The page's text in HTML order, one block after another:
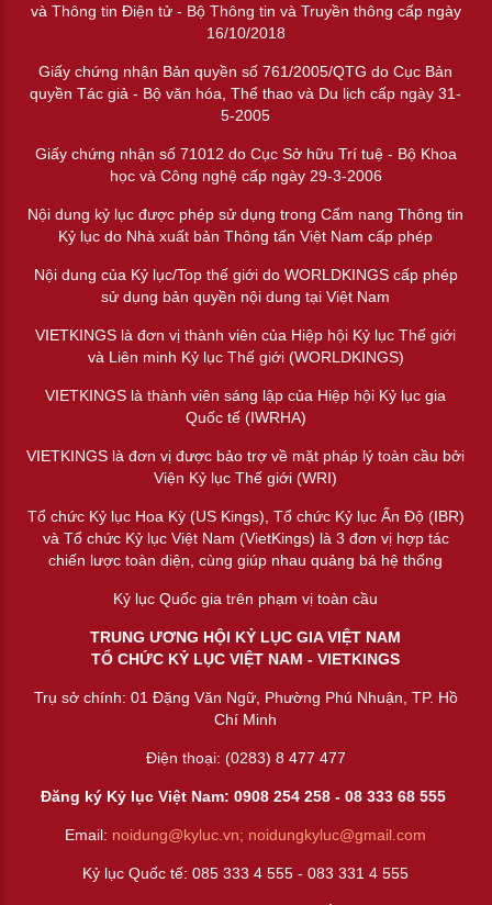
và Thông tin Điện tử - Bộ Thông tin và Truyền thông cấp ngày
16/10/2018
Giấy chứng nhận Bản quyền số 761/2005/QTG do Cục Bản
quyền Tác giả - Bộ văn hóa, Thể thao và Du lịch cấp ngày 31-
5-2005
Giấy chứng nhận số 71012 do Cục Sở hữu Trí tuệ - Bộ Khoa
học và Công nghệ cấp ngày 29-3-2006
Nội dung kỷ lục được phép sử dụng trong Cẩm nang Thông tin
Kỷ lục do Nhà xuất bản Thông tấn Việt Nam cấp phép
Nội dung của Kỷ lục/Top thế giới do WORLDKINGS cấp phép
sử dụng bản quyền nội dung tại Việt Nam
VIETKINGS là đơn vị thành viên của Hiệp hội Kỷ lục Thế giới
và Liên minh Kỷ lục Thế giới (WORLDKINGS)
VIETKINGS là thành viên sáng lập của Hiệp hội Kỷ lục gia
Quốc tế (IWRHA)
VIETKINGS là đơn vị được bảo trợ về mặt pháp lý toàn cầu bởi
Viện Kỷ lục Thế giới (WRI)
Tổ chức Kỷ lục Hoa Kỳ (US Kings), Tổ chức Kỷ lục Ấn Độ (IBR)
và Tổ chức Kỷ lục Việt Nam (VietKings) là 3 đơn vị hợp tác
chiến lược toàn diện, cùng giúp nhau quảng bá hệ thống
Kỷ lục Quốc gia trên phạm vị toàn cầu
TRUNG ƯƠNG HỘI KỶ LỤC GIA VIỆT NAM
TỔ CHỨC KỶ LỤC VIỆT NAM - VIETKINGS
Trụ sở chính: 01 Đặng Văn Ngữ, Phường Phú Nhuận, TP. Hồ
Chí Minh
Điện thoại: (0283) 8 477 477
Đăng ký Kỷ lục Việt Nam: 0908 254 258 -08 333 68 555
Email: noidung@kyluc.vn; noidungkyluc@gmail.com
Kỷ lục Quốc tế: 085 333 4 555 - 083 331 4 555